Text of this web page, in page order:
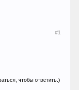
#1
чтобы ответить.)